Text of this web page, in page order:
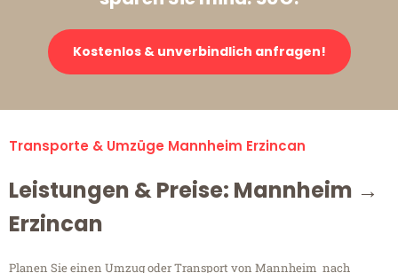
Kostenlos & unverbindlich anfragen!
Transporte & Umzüge Mannheim Erzincan
Leistungen & Preise: Mannheim →
Erzincan
Planen Sie einen Umzug oder Transport von Mannheim nach